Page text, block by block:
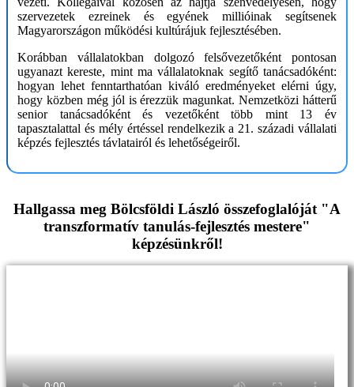
szervezetek ezreinek és egyének millióinak segítsenek
Magyarországon működési kultúrájuk fejlesztésében.
Korábban vállalatokban dolgozó felsővezetőként pontosan
ugyanazt kereste, mint ma vállalatoknak segítő tanácsadóként:
hogyan lehet fenntarthatóan kiváló eredményeket elérni úgy,
hogy közben még jól is érezzük magunkat. Nemzetközi hátterű
senior tanácsadóként és vezetőként több mint 13 év
tapasztalattal és mély értéssel rendelkezik a 21. századi vállalati
képzés fejlesztés távlatairól és lehetőségeiről.
Hallgassa meg Bölcsföldi László összefoglalóját "A
transzformatív tanulás-fejlesztés mestere"
képzésünkről!